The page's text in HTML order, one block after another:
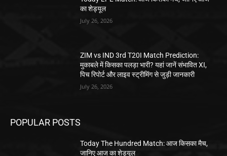
का शेड्यूल
July 26, 2026
ZIM vs IND 3rd T20I Match Prediction:
मुकाबले में किसका पलड़ा भारी? यहां जानें संभावित XI,
पिच रिपोर्ट और लाइव स्ट्रीमिंग से जुड़ी जानकारी
July 26, 2026
POPULAR POSTS
Today The Hundred Match: आज किसका मैच,
जानिए आज का शेड्यूल